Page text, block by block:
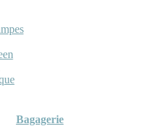
Bagagerie